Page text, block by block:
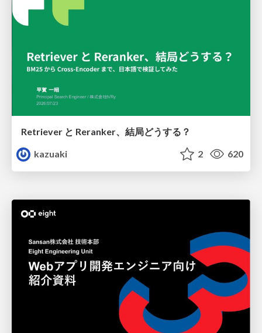
Retriever と Reranker、結局どうする？
kazuaki
2 620